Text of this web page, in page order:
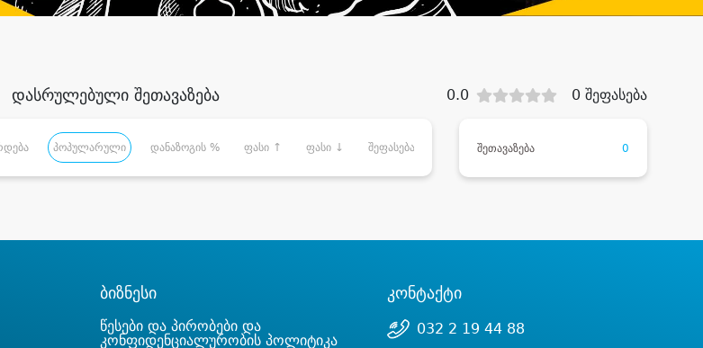
დასრულებული შეთავაზება 0.0 0 შეფასება
პოპულარული დანაზოგის % ფასი ↑ ფასი ↓ შეფასება შეთავაზება 0
ბიზნესი
წესები და პირობები და
კონფიდენციალურობის პოლიტიკა
კონტაქტი
032 2 19 44 88